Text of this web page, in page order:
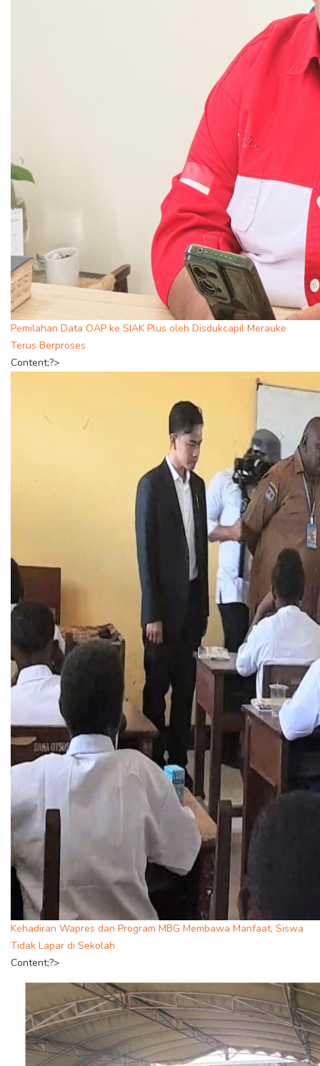
Pemilahan Data OAP ke SIAK Plus oleh Disdukcapil Merauke
Terus Berproses
Content;?>
Kehadiran Wapres dan Program MBG Membawa Manfaat, Siswa
Tidak Lapar di Sekolah
Content;?>